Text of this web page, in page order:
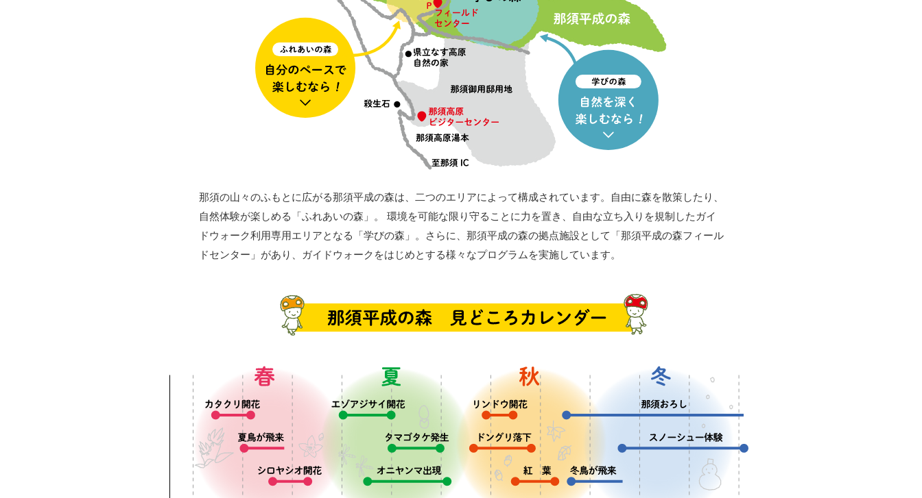
那須の山々のふもとに広がる那須平成の森は、二つのエリアによって構成されています。自由に森を散策したり、
自然体験が楽しめる「ふれあいの森」。 環境を可能な限り守ることに力を置き、自由な立ち入りを規制したガイ
ドウォーク利用専用エリアとなる「学びの森」。さらに、那須平成の森の拠点施設として「那須平成の森フィール
ドセンター」があり、ガイドウォークをはじめとする様々なプログラムを実施しています。